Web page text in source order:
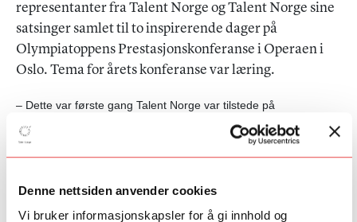
Denne nettsiden anvender cookies
Vi bruker informasjonskapsler for å gi innhold og
representanter fra Talent Norge og Talent Norge sine
satsinger samlet til to inspirerende dager på
Olympiatoppens Prestasjonskonferanse i Operaen i
Oslo. Tema for årets konferanse var læring.
– Dette var første gang Talent Norge var tilstede på
konferansen, og med 40 deltagere fikk vi en god og viktig
tilstedeværelse på konferansen. Vi er veldig glade for å være en
del av Olympiatoppens prestasjonsklynge, sier daglig leder i